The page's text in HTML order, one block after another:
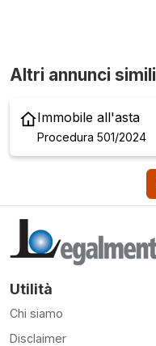
Altri annunci simili
Immobile all'asta
Procedura 501/2024
Utilità
Chi siamo
Disclaimer